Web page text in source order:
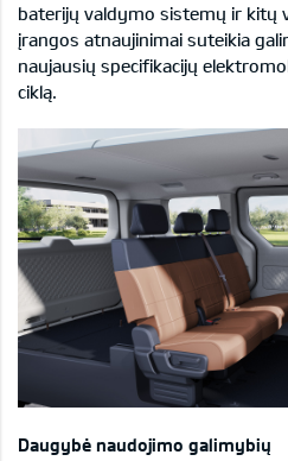
baterijų valdymo sistemų ir kitų
įrangos atnaujinimai suteikia
naujausių specifikacijų
ciklą.
Daugybė naudojimo galimybių